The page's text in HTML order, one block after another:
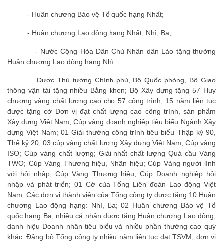
- Huân chương Bảo vệ Tổ quốc hạng Nhất;
- Huân chương Lao động hạng Nhất, Nhì, Ba;
- Nước Cộng Hòa Dân Chủ Nhân dân Lào tặng thưởng
Huân chương Lao động hạng Nhì.
Được Thủ tướng Chính phủ, Bộ Quốc phòng, Bộ Giao
thông vận tải tặng nhiều Bằng khen; Bộ Xây dựng tặng 57 Huy
chương vàng chất lượng cao cho 57 công trình; 15 năm liên tục
được tặng cờ Đơn vị đạt chất lượng cao công trình, sản phẩm
Xây dựng Việt Nam; Cúp vàng doanh nghiệp tiêu biểu Ngành Xây
dựng Việt Nam; 01 Giải thưởng công trình tiêu biểu Thập kỷ 90,
Thế kỷ 20; 03 cúp vàng chất lượng Xây dựng Việt Nam; Cúp vàng
ISO; Cúp vàng chất lượng; Giải nhất chất lượng Quả cầu Vàng
TWO; Cúp Vàng Thương hiệu, Nhãn hiệu; Cúp Vàng ngưới lính
với hội nhập; Cúp Vàng Thương hiệu; Cúp Doanh nghiệp hội
nhập và phát triển; 01 Cờ của Tổng Liên đoàn Lao động Việt
Nam. Các đơn vị thành viên của Tổng công ty được tặng 10 Huân
chương Lao động hạng: Nhì, Ba; 02 Huân chương Bảo vệ Tổ
quốc hạng Ba; nhiều cá nhân được tặng Huân chương Lao động,
danh hiệu Doanh nhân tiêu biểu và nhiều phần thưởng cao quý
khác. Đảng bộ Tổng công ty nhiều năm liên tục đạt TSVM, đơn vị